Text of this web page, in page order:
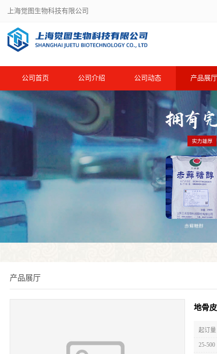
上海觉图生物科技有限公司
公司首页 公司介绍 公司动态 产品展厅
产品展厅
地骨
起订
25-500